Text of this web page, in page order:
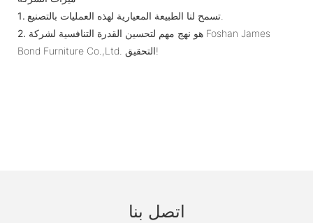
1.
2. هو نهج مهم لتحسين القدرة التنافسية لشركة Foshan James
Bond Furniture Co.,Ltd. التحقيق!
اتصل بنا